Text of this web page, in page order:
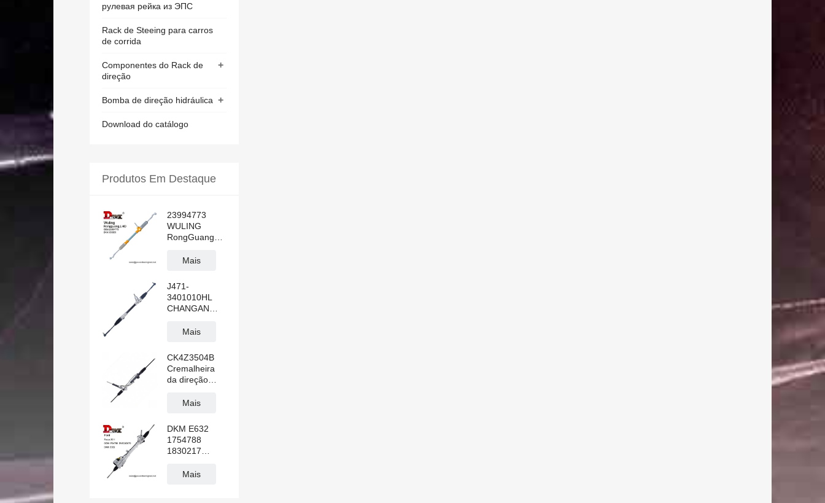
рулевая рейка из ЭПС
Rack de Steeing para carros
de corrida
+
Componentes do Rack de
direção
+
Bomba de direção hidráulica
Download do catálogo
Produtos Em Destaque
23994773
WULING
RongGuang
Cremalheira
hidráulica
Mais
J471-
3401010HL
CHANGAN
Cremalheira
hidráulica
manual para
volante à
esquerda
Mais
CK4Z3504B
Cremalheira
da direção
Transit V362
Mais
DKM E632
1754788
1830217
Cremalheira
Mais